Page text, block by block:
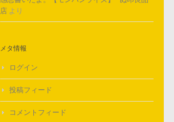
店 より
メタ情報
ログイン
投稿フィード
コメントフィード